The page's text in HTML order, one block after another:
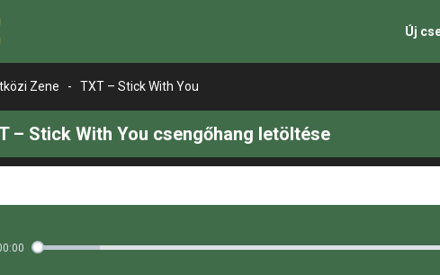
Új
Zene - TXT – Stick With You
– Stick With You csengőhang letöltése